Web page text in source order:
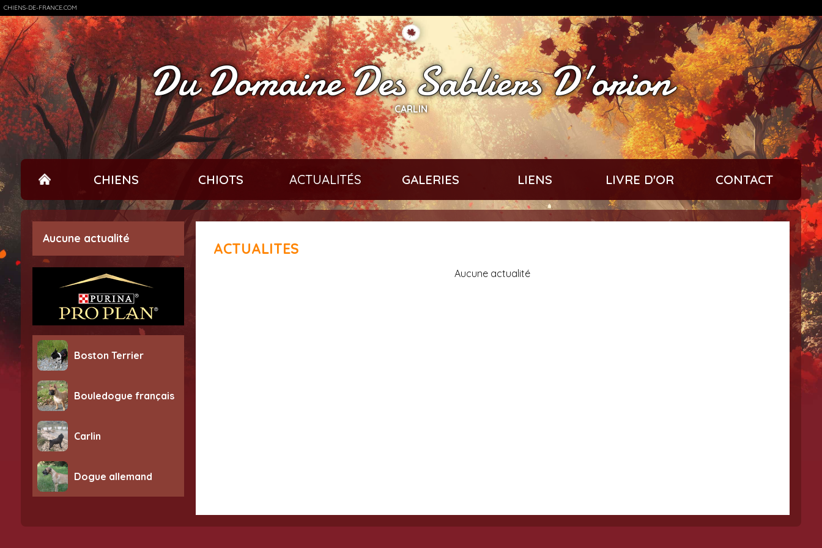
CHIENS-DE-FRANCE.COM
Du Domaine Des Sabliers D'orion
CARLIN
CHIENS CHIOTS ACTUALITÉS GALERIES LIENS LIVRE D'OR CONTACT
Aucune actualité
Boston Terrier
Bouledogue français
Carlin
Dogue allemand
ACTUALITES
Aucune actualité